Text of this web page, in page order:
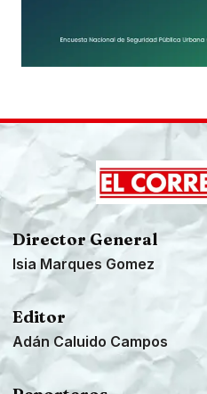
Director General
Isia Marques Gomez
Editor
Adán Caluido Campos